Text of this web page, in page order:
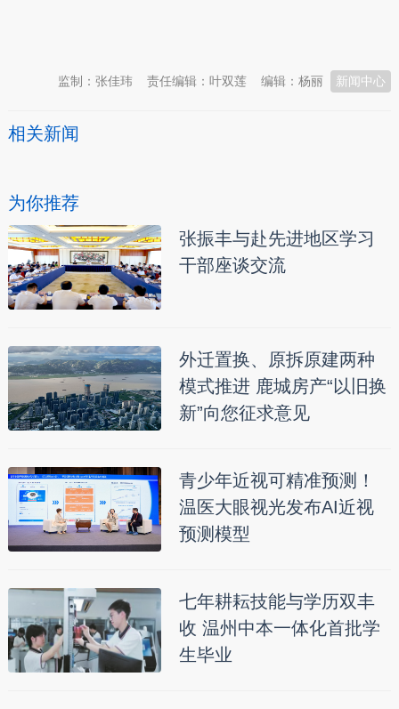
新闻中心
编辑：杨丽
责任编辑：叶双莲
监制：张佳玮
相关新闻
为你推荐
张振丰与赴先进地区学习
干部座谈交流
外迁置换、原拆原建两种
模式推进 鹿城房产“以旧换
新”向您征求意见
青少年近视可精准预测！
温医大眼视光发布AI近视
预测模型
七年耕耘技能与学历双丰
收 温州中本一体化首批学
生毕业